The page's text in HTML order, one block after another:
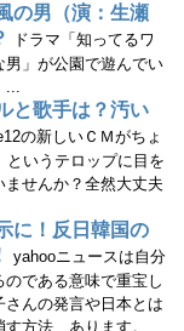
の男（演：生瀬
ドラマ「知ってるワ
男」が公園で遊んでい
と歌手は？汚い
の新しいＣＭがちょ
というテロップに目を
せんか？全然大丈夫
に！反日韓国の
yahooニュースは自分
である意味で重宝し
さんの発言や日本とは
方法、あります。...